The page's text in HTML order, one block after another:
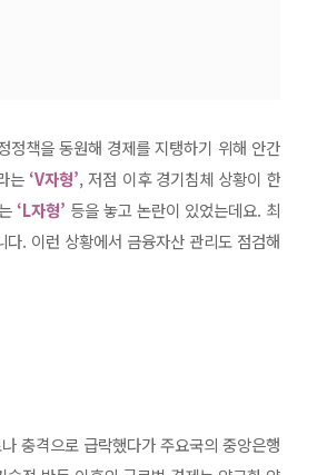
책을 동원해 경제를 지탱하기 위해 안간
는 ‘V자형’, 저점 이후 경기침체 상황이 한
‘L자형’ 등을 놓고 논란이 있었는데요. 최
다. 이런 상황에서 금융자산 관리도 점검해
충격으로 급락했다가 주요국의 중앙은행